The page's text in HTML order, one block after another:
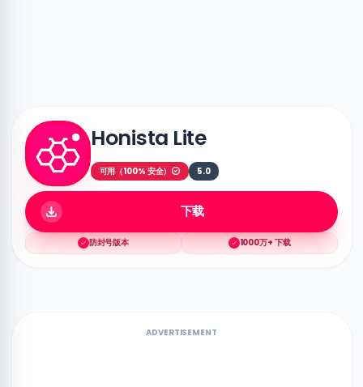
Honista Lite
可用（100% 安全） 5.0
下载
防封号版本 1000万+ 下载
ADVERTISEMENT